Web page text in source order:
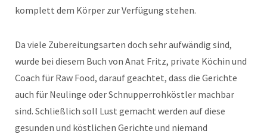
komplett dem Körper zur Verfügung stehen.
Da viele Zubereitungsarten doch sehr aufwändig sind,
wurde bei diesem Buch von Anat Fritz, private Köchin und
Coach für Raw Food, darauf geachtet, dass die Gerichte
auch für Neulinge oder Schnupperrohköstler machbar
sind. Schließlich soll Lust gemacht werden auf diese
gesunden und köstlichen Gerichte und niemand